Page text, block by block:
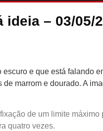
– 03/05/
de um limite
quatro vezes.